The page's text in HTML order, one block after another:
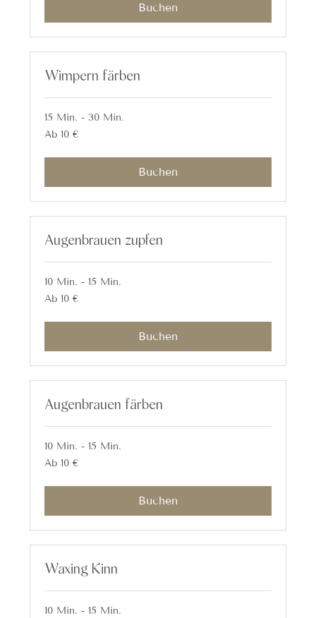
Buchen
Wimpern färben
15 Min. - 30 Min.
Ab
10
Ab 10 €
Buchen
Augenbrauen zupfen
10 Min. - 15 Min.
Ab
10
Ab 10 €
Buchen
Augenbrauen färben
10 Min. - 15 Min.
Ab
10
Ab 10 €
Buchen
Waxing Kinn
10 Min. - 15 Min.